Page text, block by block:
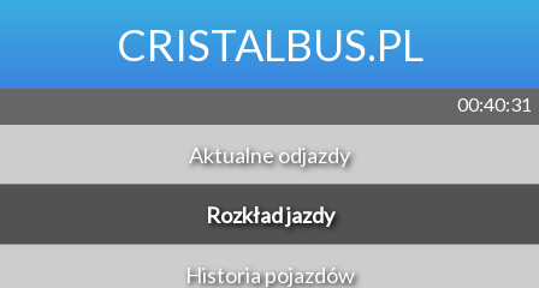
CRISTALBUS.PL
00:40:31
Aktualne odjazdy
Rozkład jazdy
Historia pojazdów